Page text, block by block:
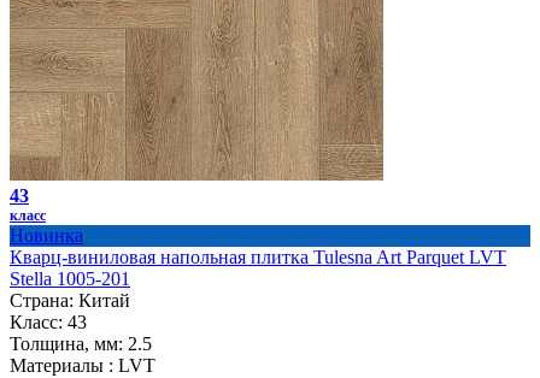
43
класс
Новинка
Кварц-виниловая напольная плитка Tulesna Art Parquet LVT
Stella 1005-201
Страна: Китай
Класс: 43
Толщина, мм: 2.5
Материалы : LVT